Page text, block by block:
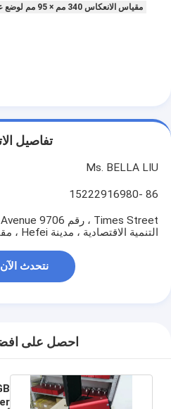
مقياس الانعكاس 340 مم × 95 مم لوضع علامات على الطريق
تفاصيل
Ms. BELLA LIU
86 -15222916980
التنمية الاقتصادية ، مدينة Hefei ، مقاطعة Anhui
نتحدث الآن
احصل على